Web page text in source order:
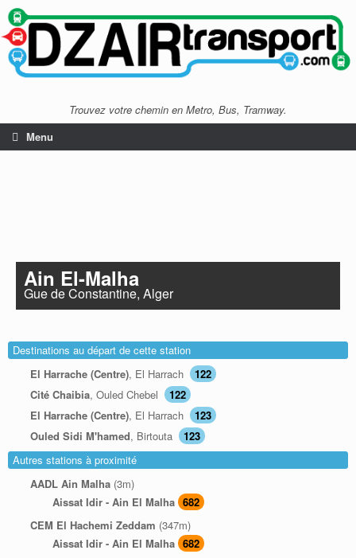
Trouvez votre chemin en Metro, Bus, Tramway.
Menu
Ain El-Malha
Gue de Constantine, Alger
Destinations au départ de cette station
El Harrache (Centre), El Harrach
122
Cité Chaibia, Ouled Chebel
122
El Harrache (Centre), El Harrach
123
Ouled Sidi M'hamed, Birtouta
123
Autres stations à proximité
AADL Ain Malha (3m)
Aissat Idir - Ain El Malha 682
CEM El Hachemi Zeddam (347m)
Aissat Idir - Ain El Malha 682